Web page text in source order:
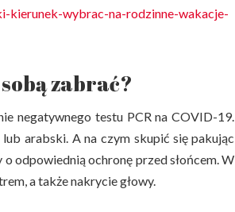
wybrac-na-rodzinne-wakacje-
zabrać?
negatywnego testu PCR na COVID-19.
arabski. A na czym skupić się pakując
odpowiednią ochronę przed słońcem. W
a także nakrycie głowy.